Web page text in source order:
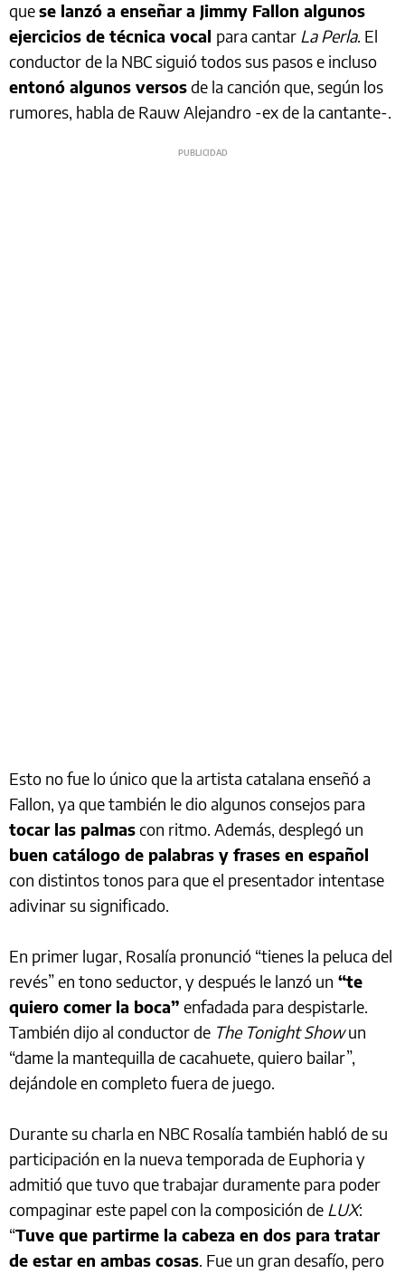
quese lanzó a enseñar a Jimmy Fallon algunos
ejercicios de técnica vocal para cantar La Perla. El
conductor de la NBC siguió todos sus pasos e incluso
entonó algunos versosde la canción que, según los
rumores, habla de Rauw Alejandro -ex de la cantante-.
Esto no fue lo único que la artista catalana enseñó a
Fallon, ya que también le dio algunos consejos para
tocar las palmascon ritmo. Además, desplegó un
buen catálogo de palabras y frases en español
con distintos tonos para que el presentador intentase
adivinar su significado.
En primer lugar, Rosalía pronunció “tienes la peluca del
revés” en tono seductor, y después le lanzó un “te
quiero comer la boca” enfadada para despistarle.
También dijo al conductor de The Tonight Showun
“dame la mantequilla de cacahuete, quiero bailar”,
dejándole en completo fuera de juego.
Durante su charla en NBC Rosalía también habló de su
participación en la nueva temporada de Euphoria y
admitió que tuvo que trabajar duramente para poder
compaginar este papel con la composición de LUX:
“Tuve que partirme la cabeza en dos para tratar
de estar en ambas cosas. Fue un gran desafío, pero